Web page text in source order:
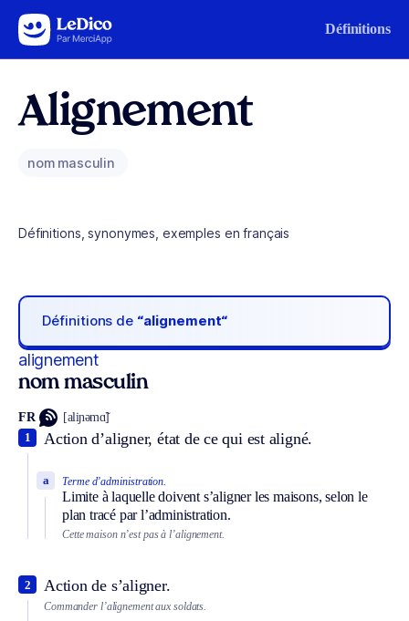
Aller au contenu Définitions
Alignement
nom masculin
Définitions, synonymes, exemples en français
Définitions de “alignement“
alignement
nom masculin
FR [aliɲəmɑ̃]
Action d’aligner, état de ce qui est aligné.
1
Terme d’administration.
Limite à laquelle doivent s’aligner les maisons, selon le
plan tracé par l’administration.
a
Cette maison n’est pas à l’alignement.
Action de s’aligner.
2
Commander l’alignement aux soldats.